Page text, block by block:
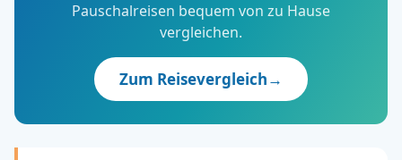
Pauschalreisen bequem von zu Hause
vergleichen.
Zum Reisevergleich→